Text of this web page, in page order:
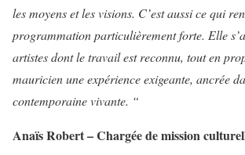
les moyens et les visions. C’est aussi ce qui
programmation particulièrement forte. Elle
artistes dont le travail est reconnu, tout en
mauricien une expérience exigeante, ancrée
contemporaine vivante. “
Anaïs Robert – Chargée de mission